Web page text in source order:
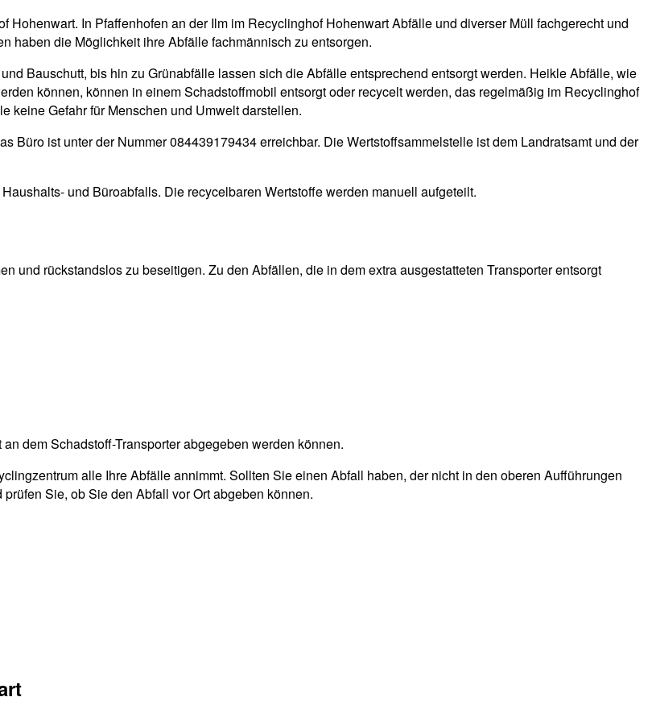
In Pfaffenhofen an der Ilm im Recyclinghof Hohenwart Abfälle und diverser Müll fachgerecht und
haben die Möglichkeit ihre Abfälle fachmännisch zu entsorgen.
Bauschutt, bis hin zu Grünabfälle lassen sich die Abfälle entsprechend entsorgt werden. Heikle Abfälle, wie
können, können in einem Schadstoffmobil entsorgt oder recycelt werden, das regelmäßig im Recyclinghof
keine Gefahr für Menschen und Umwelt darstellen.
Büro ist unter der Nummer 084439179434 erreichbar. Die Wertstoffsammelstelle ist dem Landratsamt und der
und Büroabfalls. Die recycelbaren Wertstoffe werden manuell aufgeteilt.
und rückstandslos zu beseitigen. Zu den Abfällen, die in dem extra ausgestatteten Transporter entsorgt
dem Schadstoff-Transporter abgegeben werden können.
alle Ihre Abfälle annimmt. Sollten Sie einen Abfall haben, der nicht in den oberen Aufführungen
Sie, ob Sie den Abfall vor Ort abgeben können.